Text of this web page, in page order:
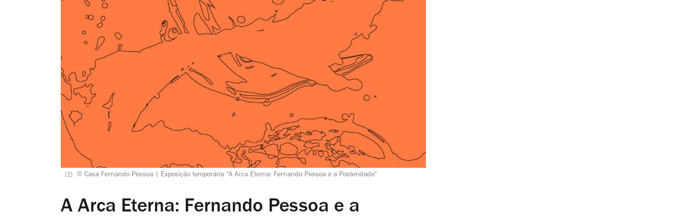
© Casa Fernando Pessoa | Exposição temporária “A Arca Eterna: Fernando Pessoa e a Posteridade"
A Arca Eterna: Fernando Pessoa e a